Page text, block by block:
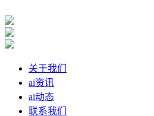
关于我们
ai资讯
ai动态
联系我们